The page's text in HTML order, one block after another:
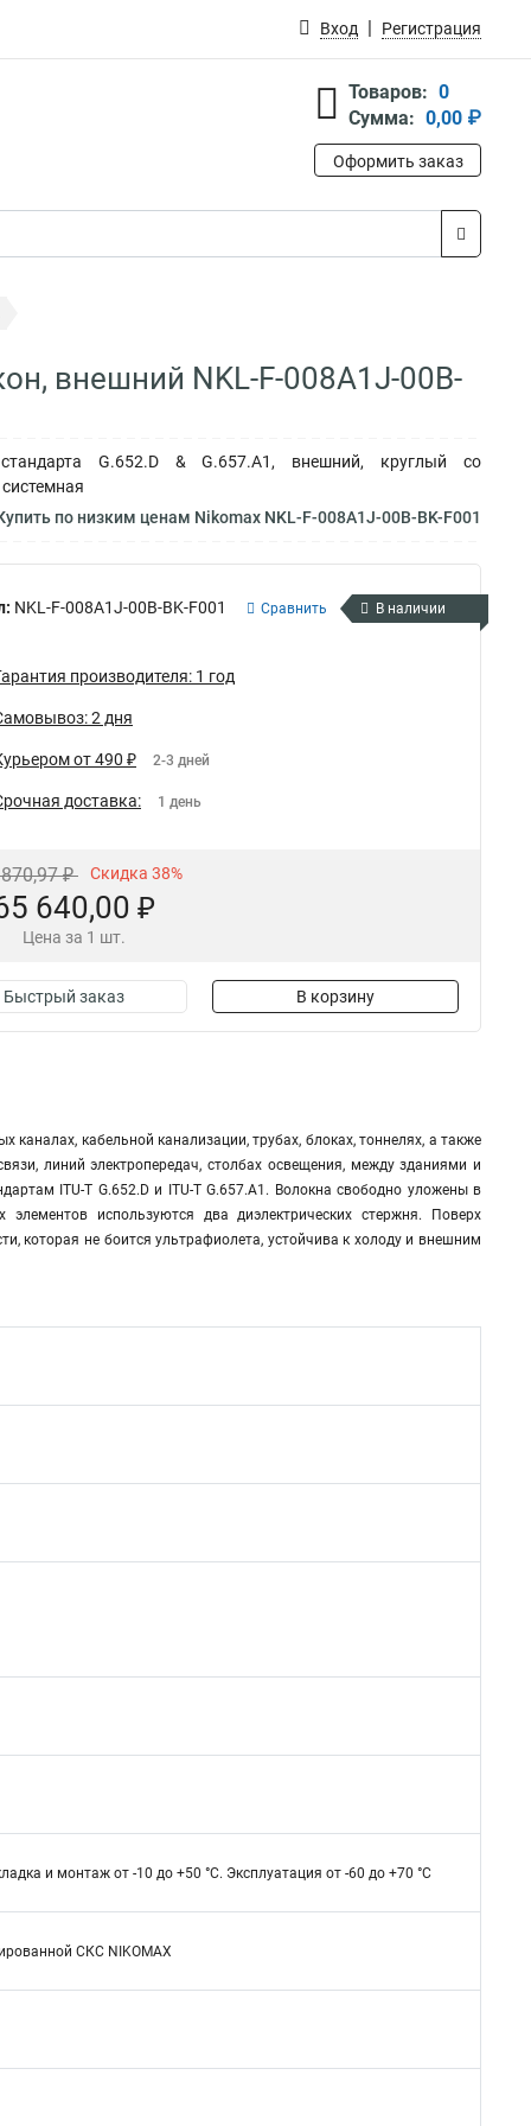
Вход Регистрация
Товаров: 0
Сумма: 0,00 ₽
Оформить заказ
внешний NKL-F-008A1J-00B-
G.652.D & G.657.A1, внешний, круглый со
по низким ценам Nikomax NKL-F-008A1J-00B-BK-F001
NKL-F-008A1J-00B-BK-F001 Сравнить В наличии
производителя: 1 год
2 дня
от 490 ₽ 2-3 дней
доставка: 1 день
₽ Скидка 38%
640,00 ₽
Цена за 1 шт.
Быстрый заказ В корзину
каналах, кабельной канализации, трубах, блоках, тоннелях, а также
линий электропередач, столбах освещения, между зданиями и
ITU-T G.652.D и ITU-T G.657.A1. Волокна свободно уложены в
используются два диэлектрических стержня. Поверх
которая не боится ультрафиолета, устойчива к холоду и внешним
и монтаж от -10 до +50 °C. Эксплуатация от -60 до +70 °C
СКС NIKOMAX